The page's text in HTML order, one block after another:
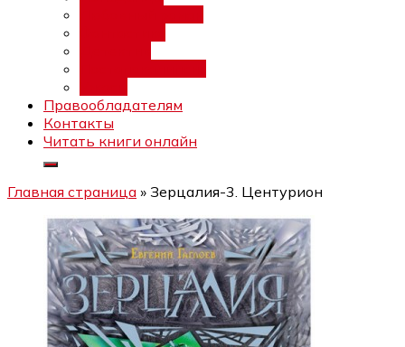
Правообладателям
Контакты
Читать книги онлайн
Главная страница » Зерцалия-3. Центурион